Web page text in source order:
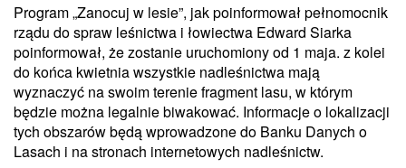
Program „Zanocuj w lesie”, jak poinformował pełnomocnik
rządu do spraw leśnictwa i łowiectwa Edward Siarka
poinformował, że zostanie uruchomiony od 1 maja. z kolei
do końca kwietnia wszystkie nadleśnictwa mają
wyznaczyć na swoim terenie fragment lasu, w którym
będzie można legalnie biwakować. Informacje o lokalizacji
tych obszarów będą wprowadzone do Banku Danych o
Lasach i na stronach internetowych nadleśnictw.